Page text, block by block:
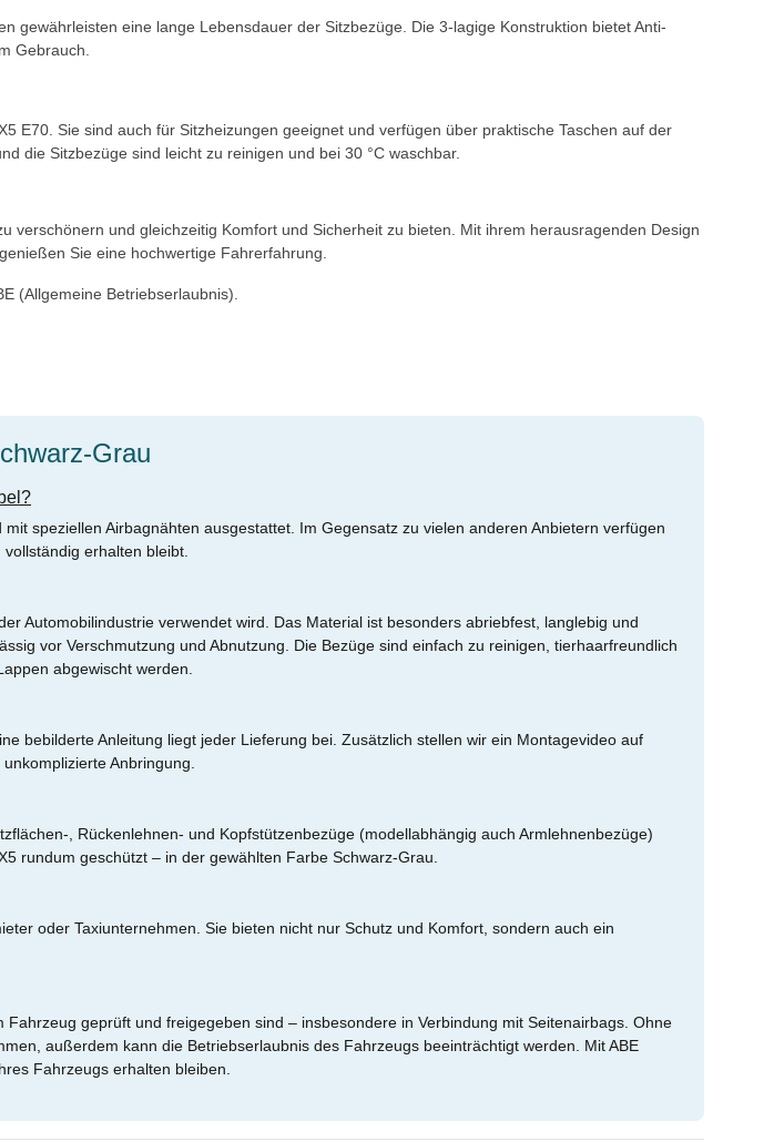
gewährleisten eine lange Lebensdauer der Sitzbezüge. Die 3-lagige Konstruktion bietet Anti-
Gebrauch.
E70. Sie sind auch für Sitzheizungen geeignet und verfügen über praktische Taschen auf der
die Sitzbezüge sind leicht zu reinigen und bei 30 °C waschbar.
verschönern und gleichzeitig Komfort und Sicherheit zu bieten. Mit ihrem herausragenden Design
Sie eine hochwertige Fahrerfahrung.
(Allgemeine Betriebserlaubnis).
Grau
speziellen Airbagnähten ausgestattet. Im Gegensatz zu vielen anderen Anbietern verfügen
erhalten bleibt.
Automobilindustrie verwendet wird. Das Material ist besonders abriebfest, langlebig und
vor Verschmutzung und Abnutzung. Die Bezüge sind einfach zu reinigen, tierhaarfreundlich
abgewischt werden.
bebilderte Anleitung liegt jeder Lieferung bei. Zusätzlich stellen wir ein Montagevideo auf
Anbringung.
, Rückenlehnen- und Kopfstützenbezüge (modellabhängig auch Armlehnenbezüge)
rundum geschützt – in der gewählten Farbe Schwarz-Grau.
oder Taxiunternehmen. Sie bieten nicht nur Schutz und Komfort, sondern auch ein
geprüft und freigegeben sind – insbesondere in Verbindung mit Seitenairbags. Ohne
außerdem kann die Betriebserlaubnis des Fahrzeugs beeinträchtigt werden. Mit ABE
Fahrzeugs erhalten bleiben.